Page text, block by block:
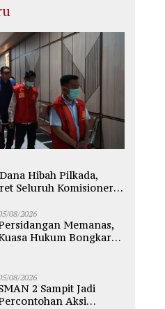
Hibah Pilkada,
Seluruh Komisioner
08/2026
Memanas,
Hukum Bongkar
WMGK
08/2026
2 Sampit Jadi
Aksi